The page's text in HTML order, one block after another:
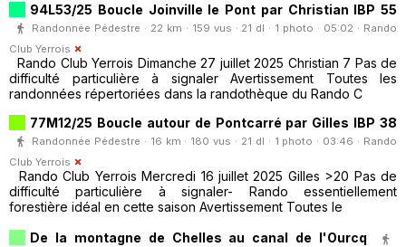
94L53/25 Boucle Joinville le Pont par Christian IBP 55
Randonnée Pédestre · 22 km · 159 vus · 21 dl · 1 photo · 05:02 · Rando
Club Yerrois
Rando Club Yerrois Dimanche 27 juillet 2025 Christian 7 Pas de
difficulté particulière à signaler Avertissement Toutes les
randonnées répertoriées dans la randothèque du Rando C
77M12/25 Boucle autour de Pontcarré par Gilles IBP 38
Randonnée Pédestre · 16 km · 180 vus · 21 dl · 1 photo · 03:46 · Rando
Club Yerrois
Rando Club Yerrois Mercredi 16 juillet 2025 Gilles >20 Pas de
difficulté particulière à signaler- Rando essentiellement
forestière idéal en cette saison Avertissement Toutes le
De la montagne de Chelles au canal de l'Ourcq